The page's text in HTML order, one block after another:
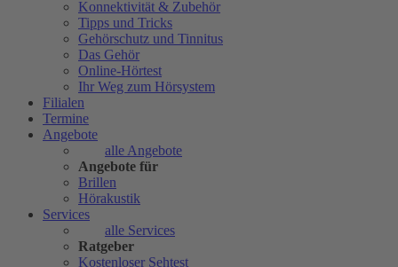
Konnektivität & Zubehör
Tipps und Tricks
Gehörschutz und Tinnitus
Das Gehör
Online-Hörtest
Ihr Weg zum Hörsystem
Filialen
Termine
Angebote
alle Angebote
Angebote für
Brillen
Hörakustik
Services
alle Services
Ratgeber
Kostenloser Sehtest